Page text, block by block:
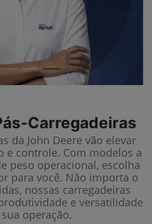
Carregadeiras
da John Deere vão elevar
e controle. Com modelos a
peso operacional, escolha
para você. Não importa o
nossas carregadeiras
e versatilidade
operação.